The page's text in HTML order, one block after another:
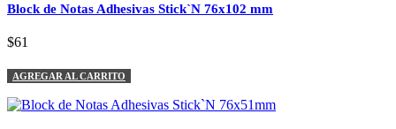
Block de Notas Adhesivas Stick`N 76x102 mm
$61
AGREGAR AL CARRITO